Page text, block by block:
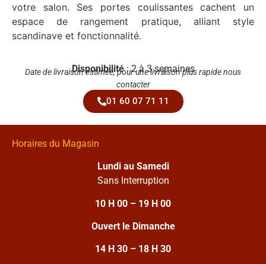
votre salon. Ses portes coulissantes cachent un
espace de rangement pratique, alliant style
scandinave et fonctionnalité.
Disponibilité: 2 à 3 semaines
Date de livraison estimée, pour une livraison plus rapide nous
contacter
01 60 07 71 11
Horaires du Magasin
Lundi au Samedi
Sans Interruption
10 H 00 – 19 H 00
Ouvert le Dimanche
14 H 30 – 18 H 30